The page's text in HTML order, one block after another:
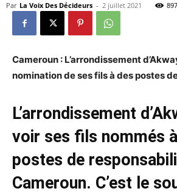
Par La Voix Des Décideurs - 2 juillet 2021 897
Cameroun : L’arrondissement
nomination de ses fils à des postes
L’arrondissement
voir ses fils nommés
postes de
Cameroun. C’est le